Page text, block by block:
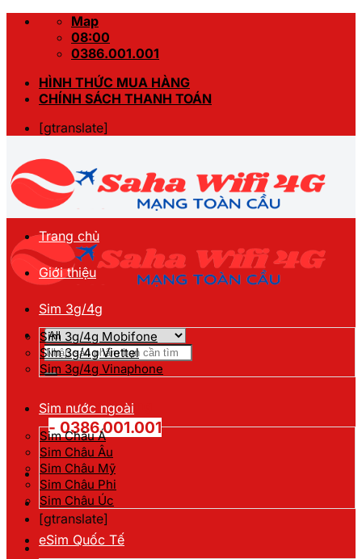
Skip
Map
08:00
0386.001.001
HÌNH THỨC MUA HÀNG
CHÍNH SÁCH THANH TOÁN
[gtranslate]
Tìm
kiếm:
Hotline đặt hàng
- 0386.001.001
[gtranslate]
Trang chủ
Giới thiệu
Sim 3g/4g
Sim 3g/4g Mobifone
Sim 3g/4g Viettel
Sim 3g/4g Vinaphone
Sim nước ngoài
Sim Châu Á
Sim Châu Âu
Sim Châu Mỹ
Sim Châu Phi
Sim Châu Úc
eSim Quốc Tế